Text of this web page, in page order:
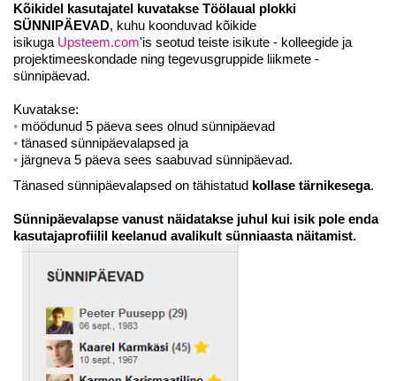
Kõikidel kasutajatel kuvatakse Töölaual plokki
SÜNNIPÄEVAD, kuhu koonduvad kõikide
isikuga Upsteem.com'is seotud teiste isikute - kolleegide ja
projektimeeskondade ning tegevusgruppide liikmete -
sünnipäevad.
Kuvatakse:
möödunud 5 päeva sees olnud sünnipäevad
tänased sünnipäevalapsed ja
järgneva 5 päeva sees saabuvad sünnipäevad.
Tänased sünnipäevalapsed on tähistatud kollase tärnikesega.
Sünnipäevalapse vanust näidatakse juhul kui isik pole enda
kasutajaprofiilil keelanud avalikult sünniaasta näitamist.